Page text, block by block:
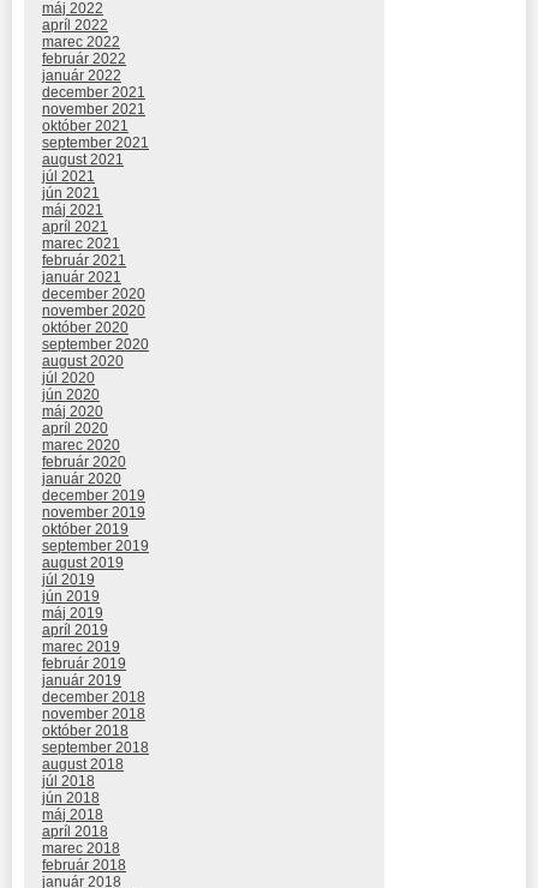
máj 2022
apríl 2022
marec 2022
február 2022
január 2022
december 2021
november 2021
október 2021
september 2021
august 2021
júl 2021
jún 2021
máj 2021
apríl 2021
marec 2021
február 2021
január 2021
december 2020
november 2020
október 2020
september 2020
august 2020
júl 2020
jún 2020
máj 2020
apríl 2020
marec 2020
február 2020
január 2020
december 2019
november 2019
október 2019
september 2019
august 2019
júl 2019
jún 2019
máj 2019
apríl 2019
marec 2019
február 2019
január 2019
december 2018
november 2018
október 2018
september 2018
august 2018
júl 2018
jún 2018
máj 2018
apríl 2018
marec 2018
február 2018
január 2018